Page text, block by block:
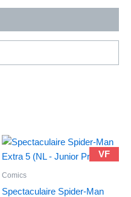
VF
Comics
Spectaculaire Spider-Man